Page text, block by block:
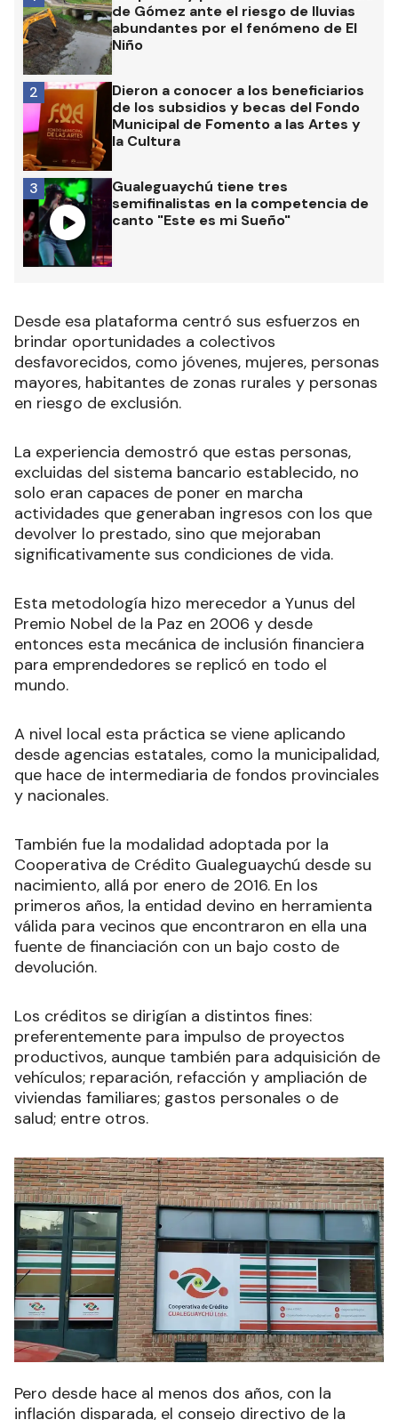
de Gómez ante el riesgo de lluvias
abundantes por el fenómeno de El
Niño
Dieron a conocer a los beneficiarios
de los subsidios y becas del Fondo
Municipal de Fomento a las Artes y
la Cultura
2
Gualeguaychú tiene tres
semifinalistas en la competencia de
canto "Este es mi Sueño"
3
Desde esa plataforma centró sus esfuerzos en
brindar oportunidades a colectivos
desfavorecidos, como jóvenes, mujeres, personas
mayores, habitantes de zonas rurales y personas
en riesgo de exclusión.
La experiencia demostró que estas personas,
excluidas del sistema bancario establecido, no
solo eran capaces de poner en marcha
actividades que generaban ingresos con los que
devolver lo prestado, sino que mejoraban
significativamente sus condiciones de vida.
Esta metodología hizo merecedor a Yunus del
Premio Nobel de la Paz en 2006 y desde
entonces esta mecánica de inclusión financiera
para emprendedores se replicó en todo el
mundo.
A nivel local esta práctica se viene aplicando
desde agencias estatales, como la municipalidad,
que hace de intermediaria de fondos provinciales
y nacionales.
También fue la modalidad adoptada por la
Cooperativa de Crédito Gualeguaychú desde su
nacimiento, allá por enero de 2016. En los
primeros años, la entidad devino en herramienta
válida para vecinos que encontraron en ella una
fuente de financiación con un bajo costo de
devolución.
Los créditos se dirigían a distintos fines:
preferentemente para impulso de proyectos
productivos, aunque también para adquisición de
vehículos; reparación, refacción y ampliación de
viviendas familiares; gastos personales o de
salud; entre otros.
Pero desde hace al menos dos años, con la
inflación disparada, el consejo directivo de la